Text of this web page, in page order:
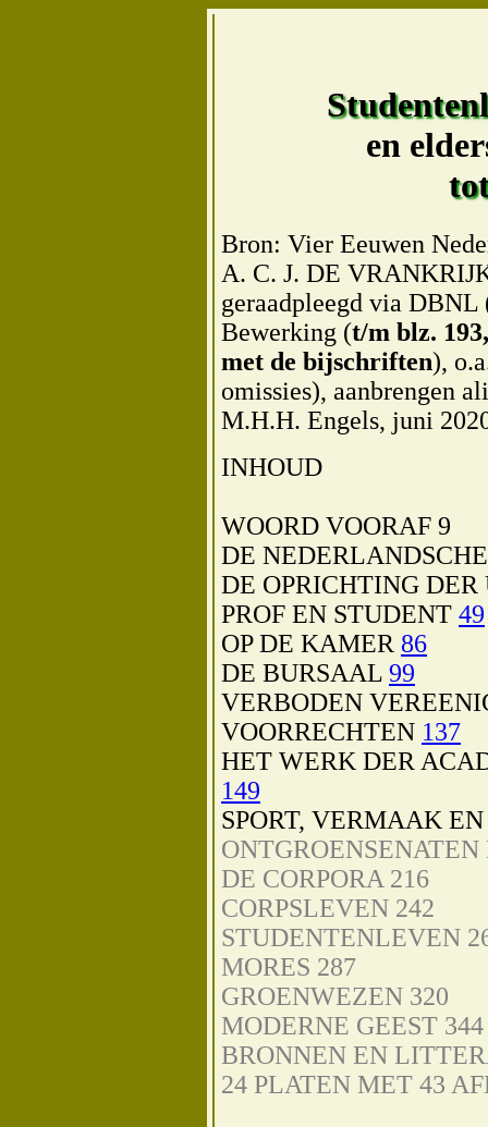
en
Bron: Vier Eeuwen
A. C. J. DE
geraadpleegd via
Bewerking (t/m blz.
met de bijschriften),
omissies), aanbrengen
M.H.H. Engels, juni
INHOUD
WOORD VOORAF 9
DE
DE OPRICHTING
PROF EN STUDENT 49
OP DE KAMER 86
DE BURSAAL 99
VERBODEN
VOORRECHTEN 137
HET WERK DER
149
SPORT, VERMAAK
DE CORPORA 216
CORPSLEVEN 242
STUDENTENLEVEN
MORES 287
GROENWEZEN 320
MODERNE GEEST 344
BRONNEN EN
24 PLATEN MET 43